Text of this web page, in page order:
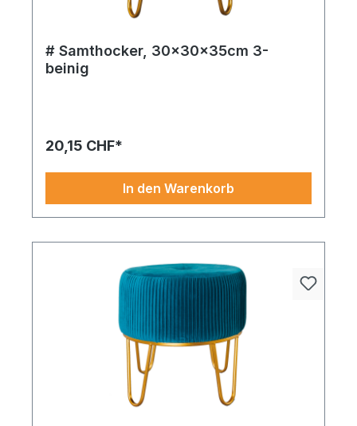
# Samthocker, 30x30x35cm 3-
beinig
20,15 CHF*
In den Warenkorb